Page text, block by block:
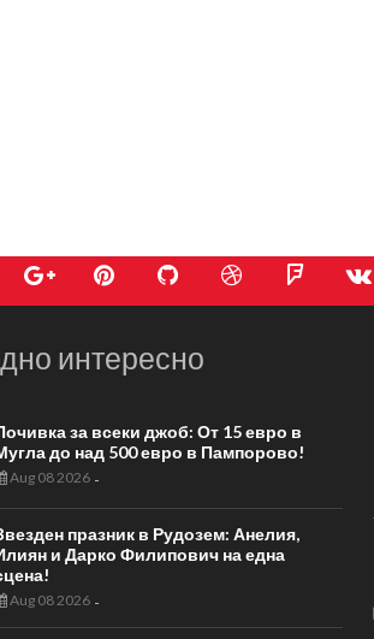
интересно
за всеки джоб: От 15 евро в
до над 500 евро в Пампорово!
Aug 08 2026 -
празник в Рудозем: Анелия,
и Дарко Филипович на една
Aug 08 2026 -